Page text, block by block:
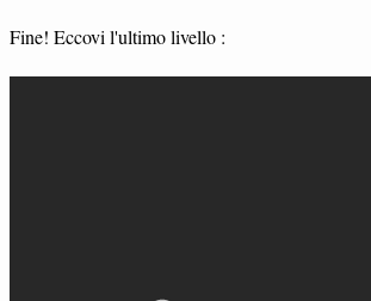
Fine! Eccovi l'ultimo livello :